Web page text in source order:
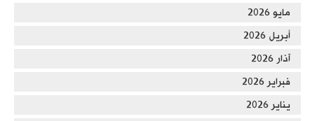
مايو 2026
أبريل 2026
آذار 2026
فبراير 2026
يناير 2026